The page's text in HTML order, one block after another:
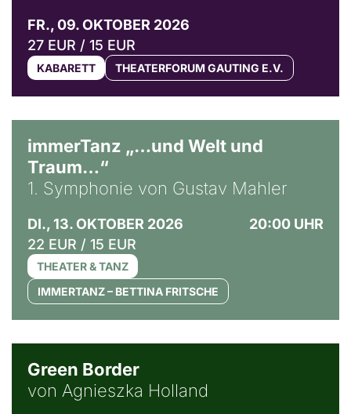
FR., 09. OKTOBER 2026
27 EUR / 15 EUR
KABARETT THEATERFORUM GAUTING E.V.
immerTanz „…und Welt und
Traum…“
1. Symphonie von Gustav Mahler
DI., 13. OKTOBER 2026
20:00 UHR
22 EUR / 15 EUR
THEATER & TANZ
IMMERTANZ – BETTINA FRITSCHE
Green Border
von Agnieszka Holland